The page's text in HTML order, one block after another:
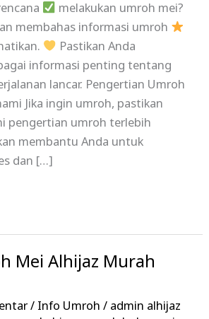
melakukan umroh mei?
membahas informasi umroh
Pastikan Anda
informasi penting tentang
lancar. Pengertian Umroh
Jika ingin umroh, pastikan
pengertian umroh terlebih
membantu Anda untuk
dan […]
Mei Alhijaz Murah
/ Info Umroh / admin alhijaz